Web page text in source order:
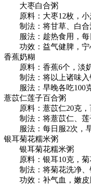
大枣白合粥
原料：大枣12枚，小麦
制法：将甘草、白合洗
服法：趁热食用，每
功效：益气健脾，宁心
香蕉奶糊
原料：香蕉6个，淡奶
制法：将以上诸味入
服法：早晚各吃100克
薏苡仁莲子百合粥
原料：薏苡仁20克，百
制法：将薏苡仁、莲子
服法：每日服2次，早
银耳菊花糯米粥
银耳菊花糯米粥
原料：银耳10克，菊
制法：将菊花洗净、银
功效：补气血，嫩皮肤